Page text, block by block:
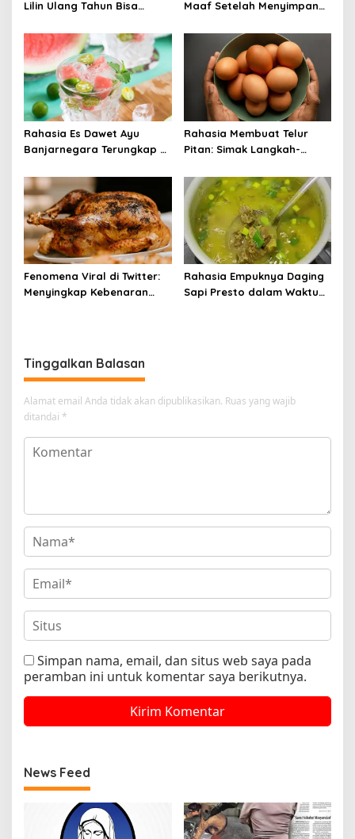
Lilin Ulang Tahun Bisa
Maaf Setelah Menyimpan
Rahasia Es Dawet Ayu
Banjarnegara Terungkap di
Rahasia Membuat Telur
Pitan: Simak Langkah-
Panduannya
Fenomena Viral di Twitter:
Menyingkap Kebenaran
Rahasia Empuknya Daging
Sapi Presto dalam Waktu
Tinggalkan Balasan
Alamat email Anda tidak akan dipublikasikan. Ruas yang wajib
ditandai *
Simpan nama, email, dan situs web saya pada
peramban ini untuk komentar saya berikutnya.
News Feed